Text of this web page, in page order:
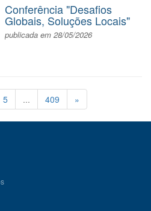
Conferência "Desafios
Globais, Soluções Locais"
publicada em 28/05/2026
5 ... 409 »